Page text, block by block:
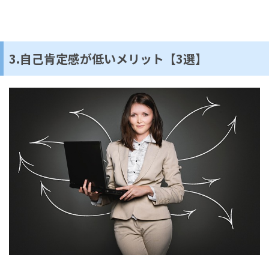
3.自己肯定感が低いメリット【3選】